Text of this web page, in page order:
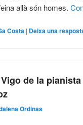
allà són homes.
Costa | Deixa una
de la pianista
Ordinas